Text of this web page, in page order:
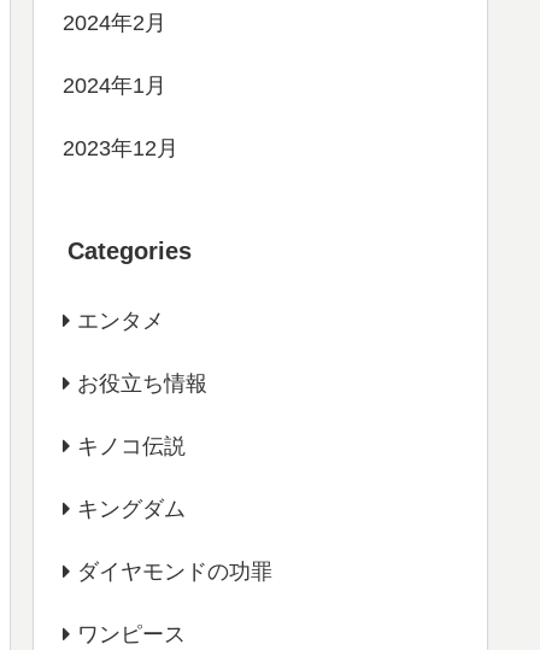
2024年2月
2024年1月
2023年12月
Categories
エンタメ
お役立ち情報
キノコ伝説
キングダム
ダイヤモンドの功罪
ワンピース